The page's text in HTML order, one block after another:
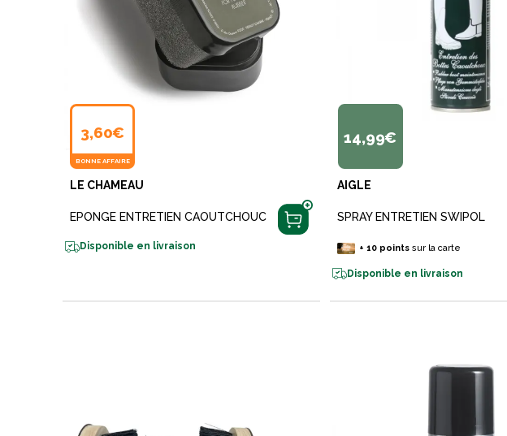
3,60€
BONNE AFFAIRE
LE CHAMEAU
EPONGE ENTRETIEN CAOUTCHOUC
Disponible en livraison
14,99€
AIGLE
SPRAY ENTRETIEN SWIPOL
+ 10pointssur la carte
Disponible en livraison